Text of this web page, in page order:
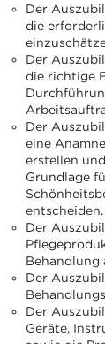
Der
die
Der
die richtige
Der
eine
erstellen
Grundlage
entscheiden.
Der
Behandlung
Der
Der
Geräte,